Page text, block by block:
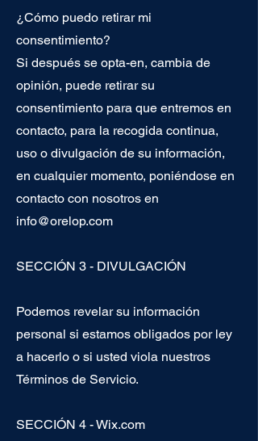
¿Cómo puedo retirar mi
consentimiento?
Si después se opta-en, cambia de
opinión, puede retirar su
consentimiento para que entremos en
contacto, para la recogida continua,
uso o divulgación de su información,
en cualquier momento, poniéndose en
contacto con nosotros en
info@orelop.com
SECCIÓN 3 - DIVULGACIÓN
Podemos revelar su información
personal si estamos obligados por ley
a hacerlo o si usted viola nuestros
Términos de Servicio.
SECCIÓN 4 - Wix.com